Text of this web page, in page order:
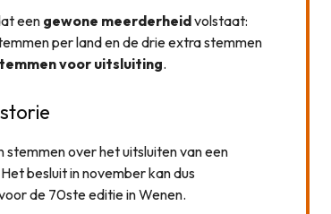
een gewone meerderheidvolstaat:
per land en de drie extra stemmen
voor uitsluiting.
over het uitsluiten van een
besluit in november kan dus
de 70ste editie in Wenen.